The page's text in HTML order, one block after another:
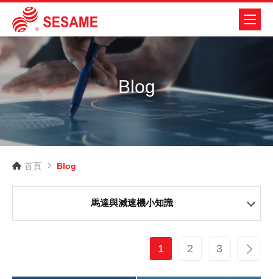
Blog
首頁 Blog
馬達與減速機小知識
1 2 3